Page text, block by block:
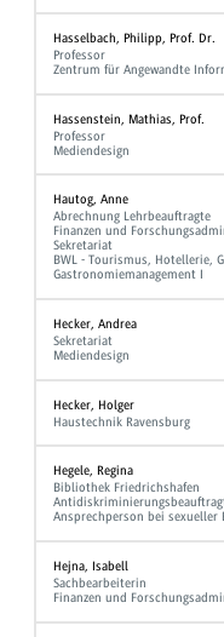
Hasselbach, Philipp, Prof. Dr.
Professor
Zentrum für Angewandte
Hassenstein, Mathias, Prof.
Professor
Mediendesign
Hautog, Anne
Abrechnung Lehrbeauftragte
Finanzen und
Sekretariat
BWL - Tourismus, Hotellerie,
Gastronomiemanagement I
Hecker, Andrea
Sekretariat
Mediendesign
Hecker, Holger
Haustechnik Ravensburg
Hegele, Regina
Bibliothek Friedrichshafen
Ansprechperson bei sexueller
Hejna, Isabell
Sachbearbeiterin
Finanzen und